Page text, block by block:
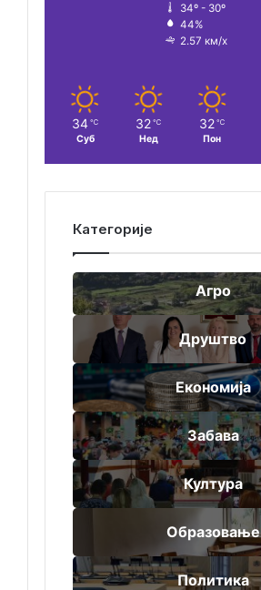
34º - 30º
44%
2.57 км/х
34 ℃
Суб
32 ℃
Нед
32 ℃
Пон
Категорије
Агро
Друштво
Економија
Забава
Култура
Образовање
Политика